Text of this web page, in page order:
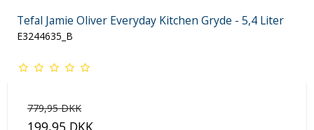
Tefal Jamie Oliver Everyday Kitchen Gryde - 5,4 Liter
E3244635_B
779,95 DKK
199,95 DKK